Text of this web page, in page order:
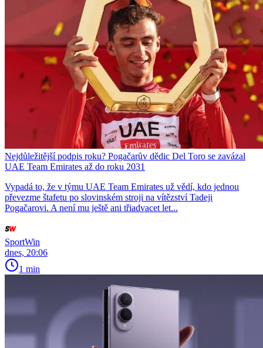
Nejdůležitější podpis roku? Pogačarův dědic Del Toro se zavázal
UAE Team Emirates až do roku 2031
Vypadá to, že v týmu UAE Team Emirates už vědí, kdo jednou
převezme štafetu po slovinském stroji na vítězství Tadeji
Pogačarovi. A není mu ještě ani třiadvacet let...
SportWin
dnes, 20:06
1 min